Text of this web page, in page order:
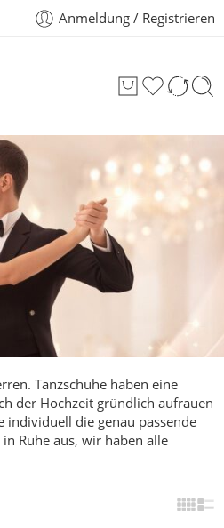
Anmeldung / Registrieren
. Tanzschuhe haben eine
der Hochzeit gründlich aufrauen
individuell die genau passende
in Ruhe aus, wir haben alle